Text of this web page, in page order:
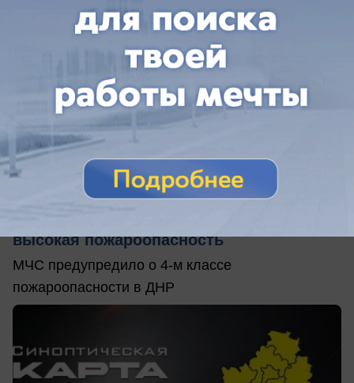
вчера в 08:56
высокая пожароопасность
МЧС предупредило о 4-м классе
пожароопасности в ДНР